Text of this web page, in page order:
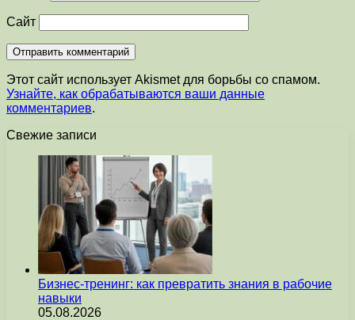
Сайт
Этот сайт использует Akismet для борьбы со спамом.
Узнайте, как обрабатываются ваши данные
комментариев.
Свежие записи
Бизнес-тренинг: как превратить знания в рабочие
навыки
05.08.2026